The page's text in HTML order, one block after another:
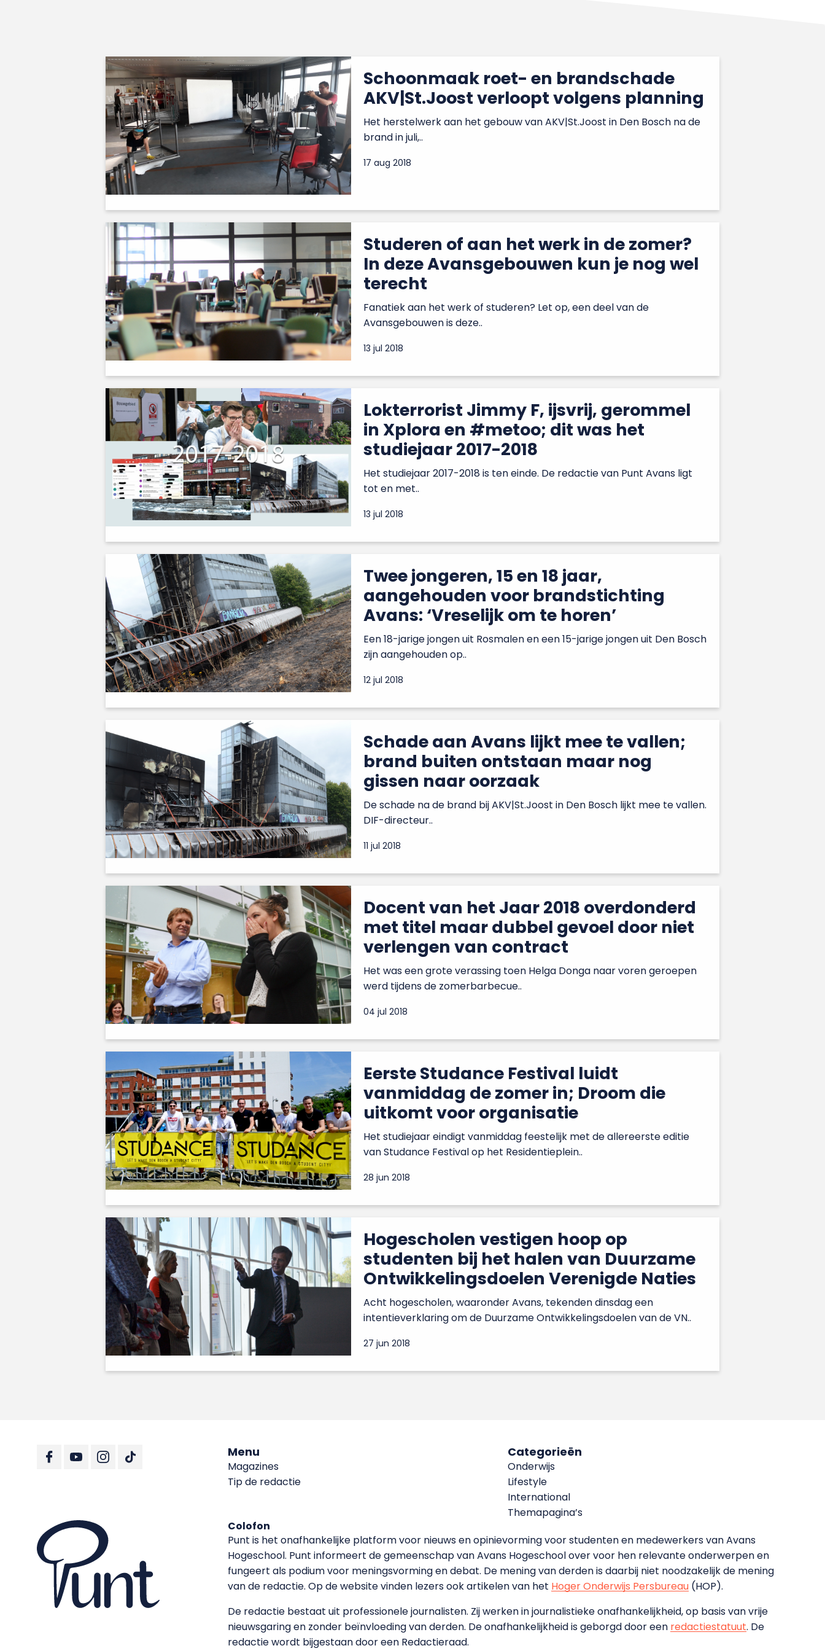
Schoonmaak roet- en brandschade
AKV|St.Joost verloopt volgens planning
Het herstelwerk aan het gebouw van AKV|St.Joost in Den Bosch na de
brand in juli,..
17 aug 2018
Studeren of aan het werk in de zomer?
In deze Avansgebouwen kun je nog wel
terecht
Fanatiek aan het werk of studeren? Let op, een deel van de
Avansgebouwen is deze..
13 jul 2018
Lokterrorist Jimmy F, ijsvrij, gerommel
in Xplora en #metoo; dit was het
studiejaar 2017-2018
Het studiejaar 2017-2018 is ten einde. De redactie van Punt Avans ligt
tot en met..
13 jul 2018
Twee jongeren, 15 en 18 jaar,
aangehouden voor brandstichting
Avans: ‘Vreselijk om te horen’
Een 18-jarige jongen uit Rosmalen en een 15-jarige jongen uit Den Bosch
zijn aangehouden op..
12 jul 2018
Schade aan Avans lijkt mee te vallen;
brand buiten ontstaan maar nog
gissen naar oorzaak
De schade na de brand bij AKV|St.Joost in Den Bosch lijkt mee te vallen.
DIF-directeur..
11 jul 2018
Docent van het Jaar 2018 overdonderd
met titel maar dubbel gevoel door niet
verlengen van contract
Het was een grote verassing toen Helga Donga naar voren geroepen
werd tijdens de zomerbarbecue..
04 jul 2018
Eerste Studance Festival luidt
vanmiddag de zomer in; Droom die
uitkomt voor organisatie
Het studiejaar eindigt vanmiddag feestelijk met de allereerste editie
van Studance Festival op het Residentieplein..
28 jun 2018
Hogescholen vestigen hoop op
studenten bij het halen van Duurzame
Ontwikkelingsdoelen Verenigde Naties
Acht hogescholen, waaronder Avans, tekenden dinsdag een
intentieverklaring om de Duurzame Ontwikkelingsdoelen van de VN..
27 jun 2018
Menu
Magazines
Tip de redactie
Categorieën
Onderwijs
Lifestyle
International
Themapagina’s
Colofon
Punt is het onafhankelijke platform voor nieuws en opinievorming voor studenten en medewerkers van Avans
Hoge­school. Punt informeert de gemeenschap van Avans Hogeschool over voor hen relevante onderwerpen en
fungeert als podium voor meningsvorming en debat. De mening van derden is daarbij niet noodzakelijk de mening
van de redactie. Op de website vinden lezers ook artikelen van het Hoger Onderwijs Persbureau (HOP).
De redactie bestaat uit professionele journalisten. Zij werken in journalistieke onafhankelijkheid, op basis van vrije
nieuwsgaring en zonder beïnvloeding van derden. De onafhankelijkheid is geborgd door een redactiestatuut. De
redactie wordt bijgestaan door een Redactieraad.